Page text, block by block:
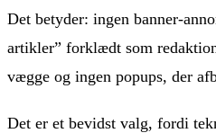
Det betyder: ingen banner-
artikler” forklædt som
vægge og ingen popups, der
Det er et bevidst valg, fordi